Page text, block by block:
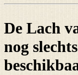
De Lach
nog slechts